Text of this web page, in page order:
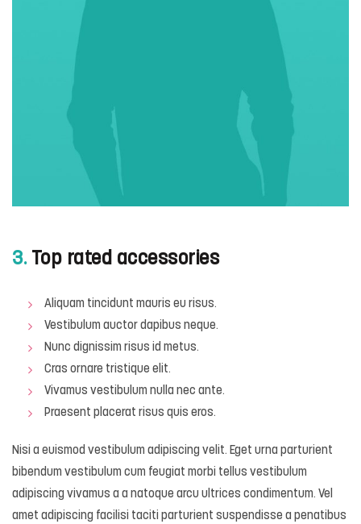
3.Top rated accessories
Aliquam tincidunt mauris eu risus.
Vestibulum auctor dapibus neque.
Nunc dignissim risus id metus.
Cras ornare tristique elit.
Vivamus vestibulum nulla nec ante.
Praesent placerat risus quis eros.
Nisi a euismod vestibulum adipiscing velit. Eget urna parturient
bibendum vestibulum cum feugiat morbi tellus vestibulum
adipiscing vivamus a a natoque arcu ultrices condimentum. Vel
amet adipiscing facilisi taciti parturient suspendisse a penatibus